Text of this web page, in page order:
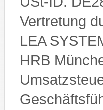
Vertretung
LEA
HRB